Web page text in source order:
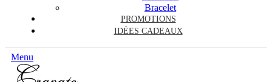
Bracelet
PROMOTIONS
IDÉES CADEAUX
Menu